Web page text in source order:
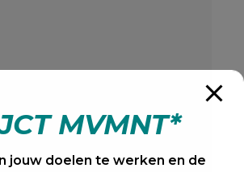
MVMNT*
jouw doelen te werken en de